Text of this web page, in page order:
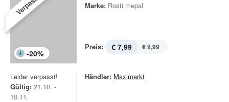
-20%
Marke: Rosti mepal
Preis: € 7,99 € 9,99
Leider verpasst!
Gültig: 21.10. -
10.11.
Händler: Maximarkt